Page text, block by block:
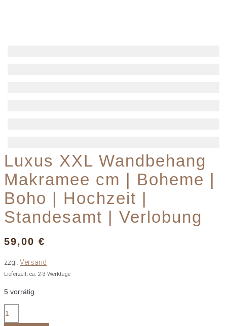
Luxus XXL Wandbehang
Makramee cm | Boheme |
Boho | Hochzeit |
Standesamt | Verlobung
59,00 €
zzgl. Versand
Lieferzeit: ca. 2-3 Werktage
5 vorrätig
Luxus
XXL